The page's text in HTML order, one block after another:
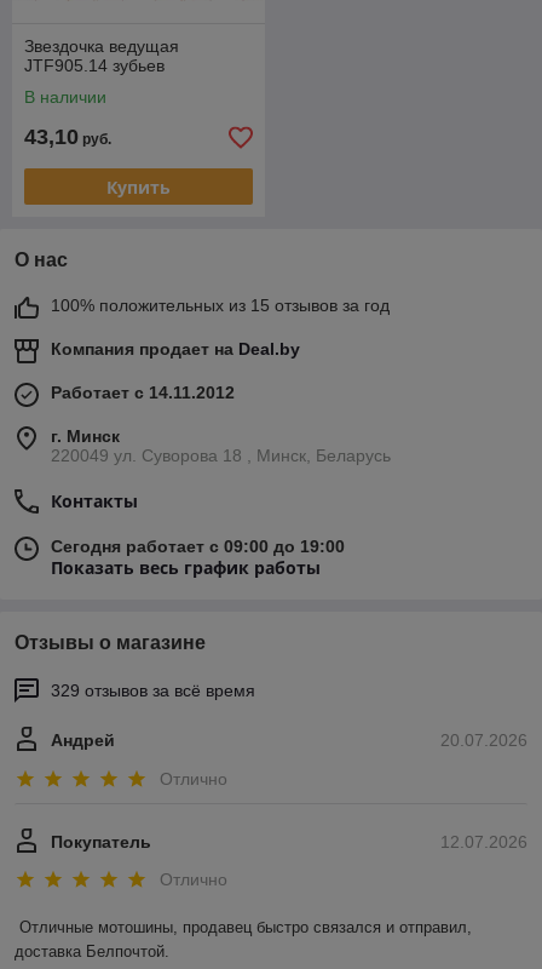
Звездочка ведущая
JTF905.14 зубьев
В наличии
43,10 руб.
Купить
О нас
100% положительных из 15 отзывов за год
Компания продает на Deal.by
Работает с 14.11.2012
г. Минск
220049 ул. Суворова 18 , Минск, Беларусь
Контакты
Сегодня работает с 09:00 до 19:00
Показать весь график работы
Отзывы о магазине
329 отзывов за всё время
20.07.2026
Андрей
Отлично
12.07.2026
Покупатель
Отлично
Отличные мотошины, продавец быстро связался и отправил,
доставка Белпочтой.